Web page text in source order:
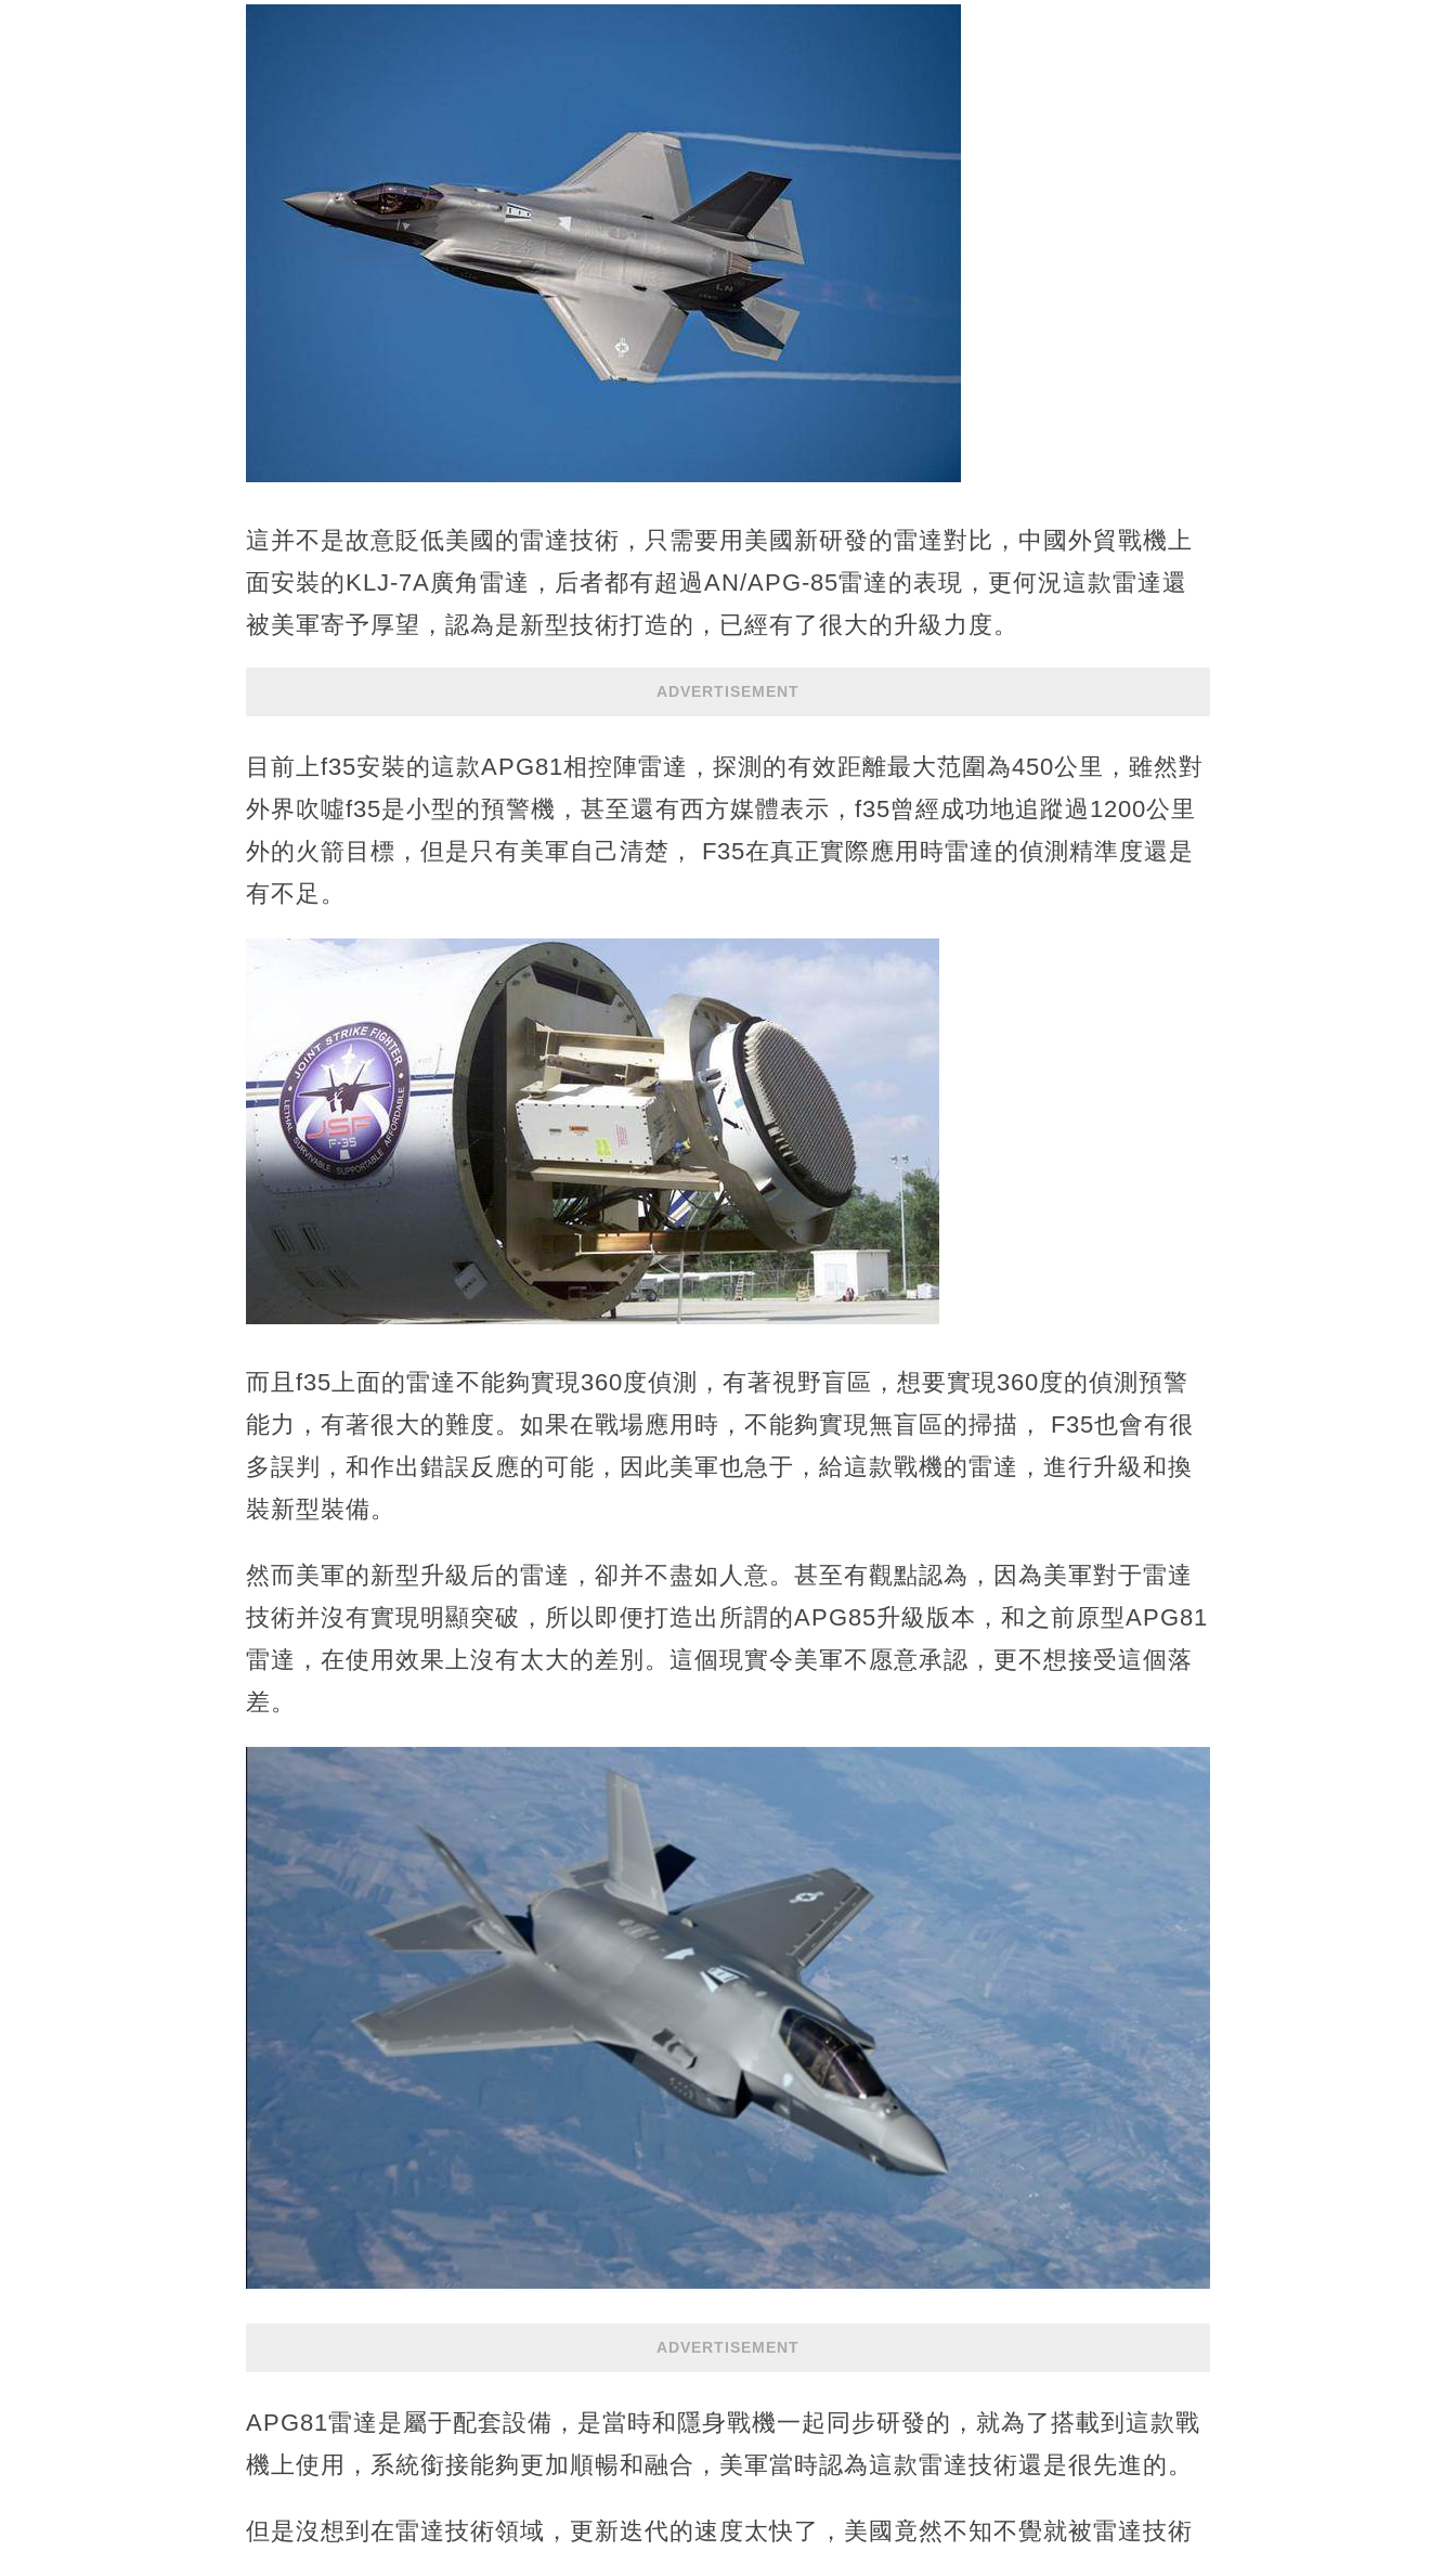
這并不是故意貶低美國的雷達技術，只需要用美國新研發的雷達對比，中國外貿戰機上
面安裝的KLJ-7A廣角雷達，后者都有超過AN/APG-85雷達的表現，更何況這款雷達還
被美軍寄予厚望，認為是新型技術打造的，已經有了很大的升級力度。
ADVERTISEMENT
目前上f35安裝的這款APG81相控陣雷達，探測的有效距離最大范圍為450公里，雖然對
外界吹噓f35是小型的預警機，甚至還有西方媒體表示，f35曾經成功地追蹤過1200公里
外的火箭目標，但是只有美軍自己清楚， F35在真正實際應用時雷達的偵測精準度還是
有不足。
而且f35上面的雷達不能夠實現360度偵測，有著視野盲區，想要實現360度的偵測預警
能力，有著很大的難度。如果在戰場應用時，不能夠實現無盲區的掃描， F35也會有很
多誤判，和作出錯誤反應的可能，因此美軍也急于，給這款戰機的雷達，進行升級和換
裝新型裝備。
然而美軍的新型升級后的雷達，卻并不盡如人意。甚至有觀點認為，因為美軍對于雷達
技術并沒有實現明顯突破，所以即便打造出所謂的APG85升級版本，和之前原型APG81
雷達，在使用效果上沒有太大的差別。這個現實令美軍不愿意承認，更不想接受這個落
差。
ADVERTISEMENT
APG81雷達是屬于配套設備，是當時和隱身戰機一起同步研發的，就為了搭載到這款戰
機上使用，系統銜接能夠更加順暢和融合，美軍當時認為這款雷達技術還是很先進的。
但是沒想到在雷達技術領域，更新迭代的速度太快了，美國竟然不知不覺就被雷達技術